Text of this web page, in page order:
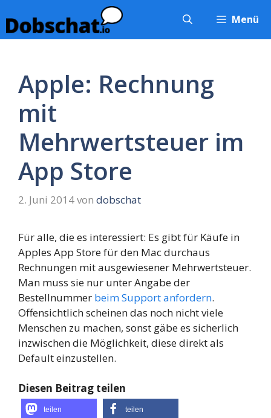
Inhalt
springen
Menü
Apple: Rechnung
mit
Mehrwertsteuer im
App Store
2. Juni 2014von dobschat
Für alle, die es interessiert: Es gibt für Käufe in
Apples App Store für den Mac durchaus
Rechnungen mit ausgewiesener Mehrwertsteuer.
Man muss sie nur unter Angabe der
Bestellnummer beim Support anfordern.
Offensichtlich scheinen das noch nicht viele
Menschen zu machen, sonst gäbe es sicherlich
inzwischen die Möglichkeit, diese direkt als
Default einzustellen.
Diesen Beitrag teilen
teilen teilen